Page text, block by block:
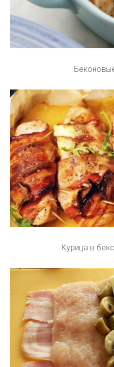
Курица в